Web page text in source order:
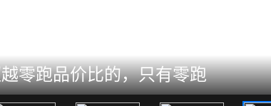
零跑品价比的，只有零跑